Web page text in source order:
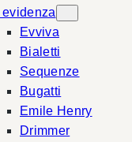
evidenza
Evviva
Bialetti
Sequenze
Bugatti
Emile Henry
Drimmer